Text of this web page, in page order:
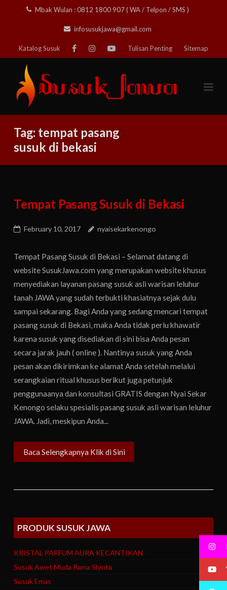
Mbak Wulan : 0812 1800 907 ( WA / Telpon / SMS )
infosusukjawa@gmail.com
Katalog Susuk Tulisan Penting Sitemap
Tag: tempat pasang
susuk di bekasi
Tempat Pasang Susuk di Bekasi
February 10, 2017 nyaisekarkenongo
Tempat Pasang Susuk di Bekasi – Selamat datang di
website SusukJawa.com yang merupakan website khusus
menyediakan layanan pasang susuk asli warisan leluhur
tanah JAWA yang sudah terbukti khasiatnya sejak dulu
sampai sekarang. Bagi Anda yang sedang mencari tempat
pasang susuk di Bekasi, maka Anda tidak perlu khawatir
karena susuk yang disediakan di sini bisa Anda pesan
secara jarak jauh ( online ). Nantinya susuk yang Anda
pesan akan dikirimkan ke alamat Anda setelah melalui
serangkaian ritual khusus berikut juga petunjuk
penggunaanya dan konsultasi GRATIS dengan Nyai Sekar
Kenongo selaku spesialis pasang susuk asli warisan leluhur
JAWA. Jadi, meskipun Anda...
Baca Selengkapnya Klik di Sini
PRODUK SUSUK JAWA
KRISTAL PARFUM AURA KECANTIKAN
Susuk Awet Muda Rama Shinta
Susuk Emas